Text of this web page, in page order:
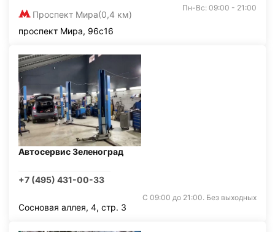
Проспект Мира(0,4 км)
Пн-Вс: 09:00 - 21:00
проспект Мира, 96с16
Автосервис Зеленоград
+7 (495) 431-00-33
С 09:00 до 21:00. Без выходных
Сосновая аллея, 4, стр. 3